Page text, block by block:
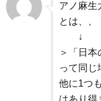
アノ麻生
とは、、
↓
＞「日
って同じ
他に1つ